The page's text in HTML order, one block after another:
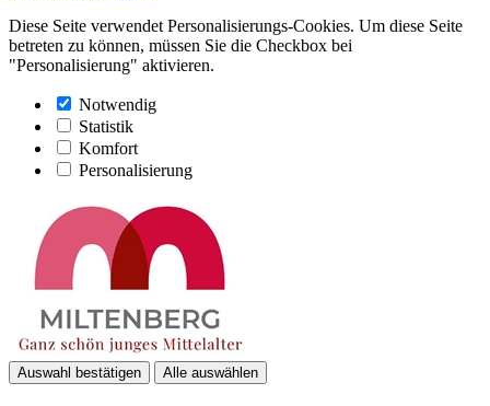
Diese Seite verwendet Personalisierungs-Cookies. Um diese Seite
betreten zu können, müssen Sie die Checkbox bei
"Personalisierung" aktivieren.
Notwendig
Statistik
Komfort
Personalisierung
Auswahl bestätigen Alle auswählen